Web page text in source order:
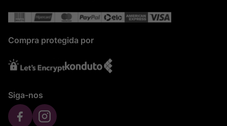
Compra protegida por
Siga-nos